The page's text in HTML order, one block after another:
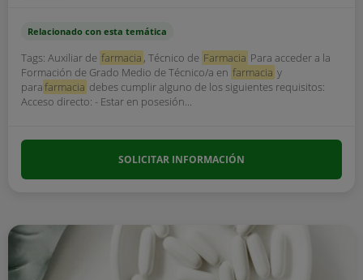
Relacionado con esta temática
Tags: Auxiliar de farmacia , Técnico de Farmacia Para acceder a la
Formación de Grado Medio de Técnico/a en farmacia y
parafarmacia debes cumplir alguno de los siguientes requisitos:
Acceso directo: - Estar en posesión...
SOLICITAR INFORMACIÓN